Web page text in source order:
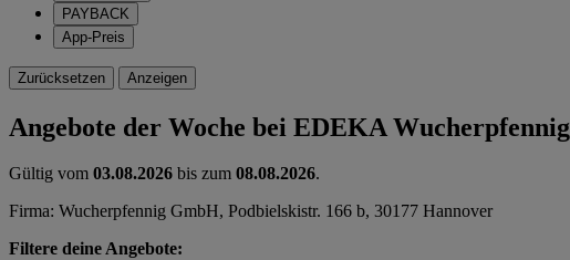
PAYBACK
App-Preis
Zurücksetzen Anzeigen
Angebote der Woche bei EDEKA Wucherpfennig
Gültig vom 03.08.2026 bis zum 08.08.2026.
Firma: Wucherpfennig GmbH, Podbielskistr. 166 b, 30177 Hannover
Filtere deine Angebote: